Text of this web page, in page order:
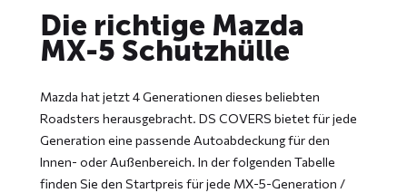
Die richtige Mazda
MX-5 Schutzhülle
Mazda hat jetzt 4 Generationen dieses beliebten
Roadsters herausgebracht. DS COVERS bietet für jede
Generation eine passende Autoabdeckung für den
Innen- oder Außenbereich. In der folgenden Tabelle
finden Sie den Startpreis für jede MX-5-Generation /